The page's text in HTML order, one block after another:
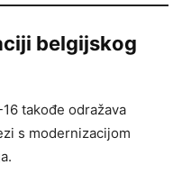
belgijskog
takođe odražava
s modernizacijom